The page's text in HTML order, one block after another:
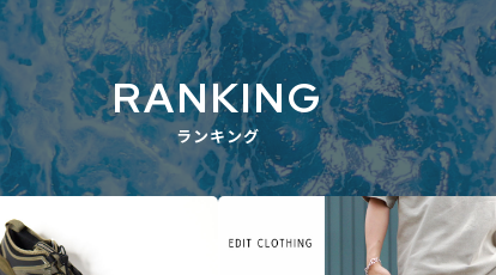
RANKING
ランキング